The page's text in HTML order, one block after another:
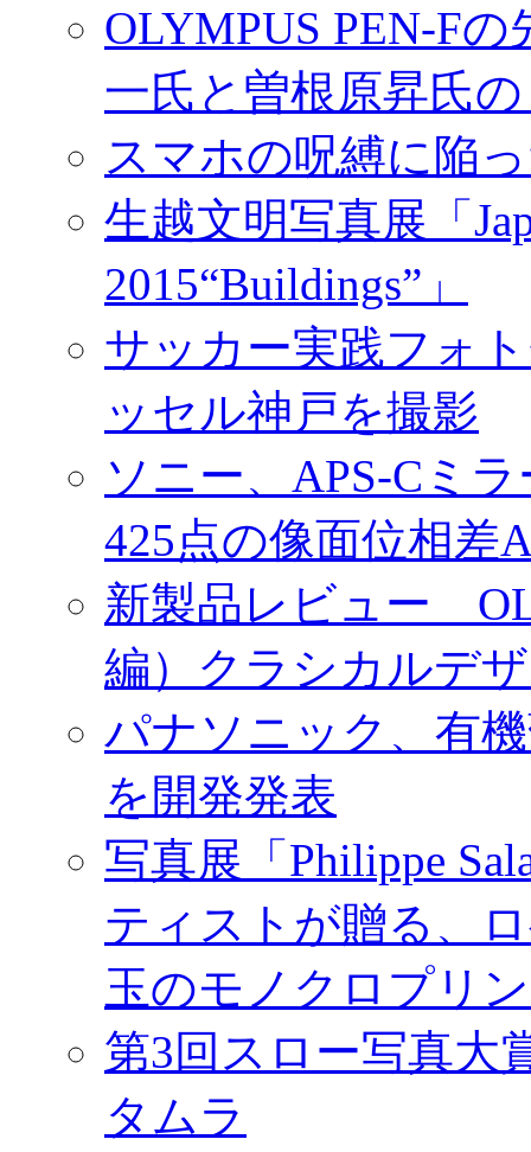
OLYMPUS PEN-F
一氏と曽根原昇氏
スマホの呪縛に陥
生越文明写真展「
2015“Buildings”」
サッカー実践フォ
ッセル神戸を撮影
ソニー、APS-Cミ
425点の像面位相
新製品レビュー
編）クラシカルデ
パナソニック、有
を開発発表
写真展「Philippe
ティストが贈る、
玉のモノクロプリ
第3回スロー写真
タムラ